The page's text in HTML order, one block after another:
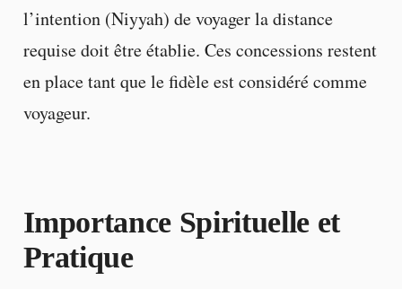
l’intention (Niyyah) de voyager la distance
requise doit être établie. Ces concessions restent
en place tant que le fidèle est considéré comme
voyageur.
Importance Spirituelle et
Pratique